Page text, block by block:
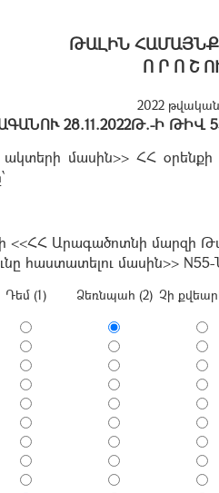
ԹԱԼԻՆ
Ո Ր Ո Շ
2022
28.11.2022Թ.-Ի
մասին>> ՀՀ
ի <<ՀՀ Արագածոտնի մարզի
հաստատելու մասին>>
Դեմ (1) Ձեռնպահ (2) Չի